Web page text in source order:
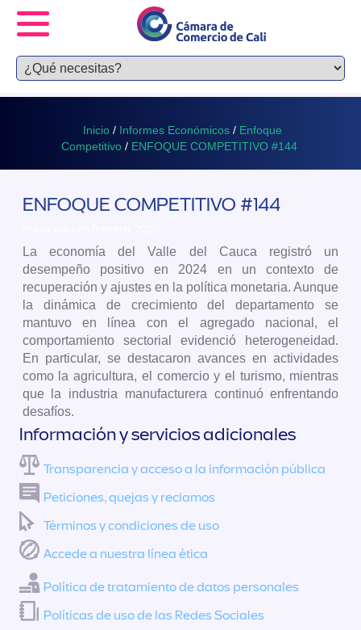
Inicio / Informes Económicos / Enfoque
Competitivo / ENFOQUE COMPETITIVO #144
ENFOQUE COMPETITIVO #144
La economía del Valle del Cauca registró un
desempeño positivo en 2024 en un contexto de
recuperación y ajustes en la política monetaria. Aunque
la dinámica de crecimiento del departamento se
mantuvo en línea con el agregado nacional, el
comportamiento sectorial evidenció heterogeneidad.
En particular, se destacaron avances en actividades
como la agricultura, el comercio y el turismo, mientras
que la industria manufacturera continuó enfrentando
desafíos.
Información y servicios adicionales
Transparencia y acceso a la información pública
Peticiones, quejas y reclamos
Términos y condiciones de uso
Accede a nuestra línea ética
Política de tratamiento de datos personales
Políticas de uso de las Redes Sociales